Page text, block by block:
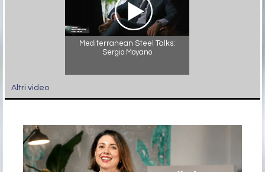
Mediterranean Steel Talks:
Sergio Moyano
Altri video